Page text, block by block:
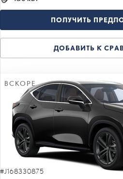
ПОЛУЧИТЬ
ДОБАВИТЬ К
ВСКОРЕ
#J168330875